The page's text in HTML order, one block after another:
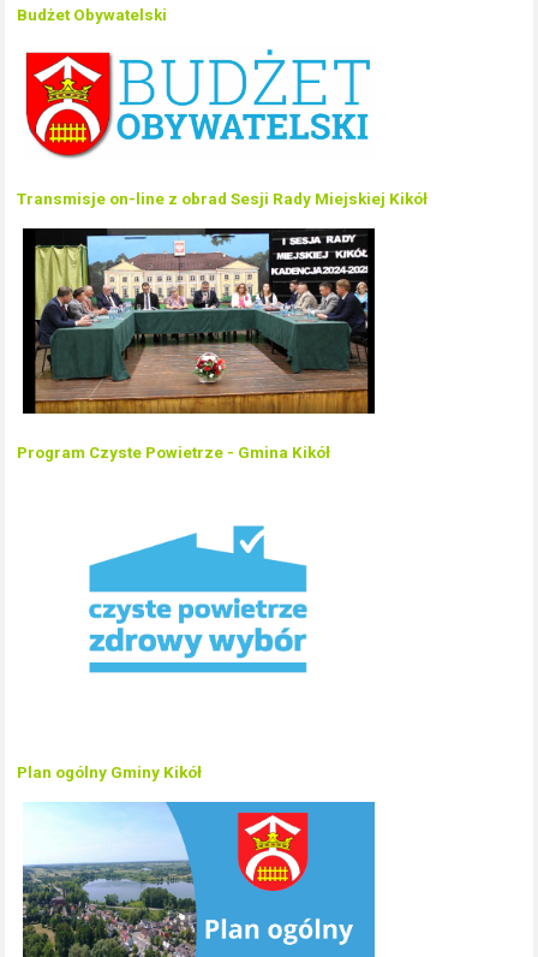
Budżet Obywatelski
Transmisje on-line z obrad Sesji Rady Miejskiej Kikół
Program Czyste Powietrze - Gmina Kikół
Plan ogólny Gminy Kikół